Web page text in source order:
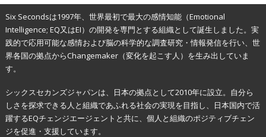
Six Secondsは1997年、世界最初で最大の感情知能（Emotional
Intelligence; EQ又はEI）の開発を専門とする組織として誕生しました。実
践的で応用可能な感情および脳の科学的な調査研究・情報発信を行い、世
界各国の拠点からChangemaker（変化を起こす人）を生み出していま
す。
シックスセカンズジャパンは、日本の拠点として2010年に設立。自分ら
しさを探求できる人と組織であふれる社会の実現を目指し、日本国内で活
躍するEQチェンジエージェントと共に、個人と組織のポジティブチェン
ジを促進・支援しています。